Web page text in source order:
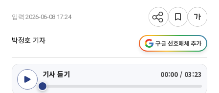
입력 2026-06-08 17:24
박정호 기자 구글 선호매체 추가
기사 듣기 00:00 / 03:23